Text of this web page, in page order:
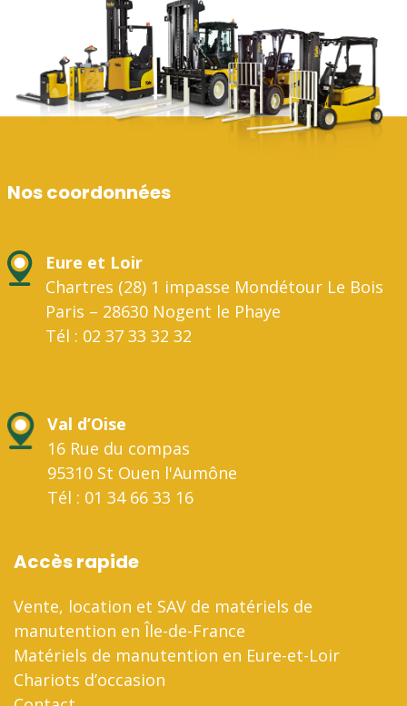
Nos coordonnées
Eure et Loir
Chartres (28) 1 impasse Mondétour Le Bois
Paris – 28630 Nogent le Phaye
Tél : 02 37 33 32 32
Val d’Oise
16 Rue du compas
95310 St Ouen l'Aumône
Tél : 01 34 66 33 16
Accès rapide
Vente, location et SAV de matériels de
manutention en Île-de-France
Matériels de manutention en Eure-et-Loir
Chariots d’occasion